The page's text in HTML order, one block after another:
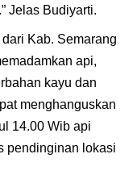
Jelas Budiyarti.
Kab. Semarang
api,
kayu dan
menghanguskan
14.00 Wib api
pendinginan lokasi